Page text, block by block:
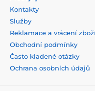
Kontakty
Služby
Reklamace a vrácení
Obchodní podmínky
Často kladené otázky
Ochrana osobních údajů